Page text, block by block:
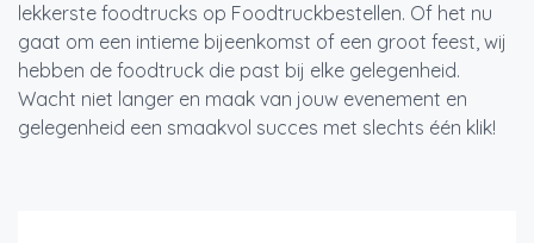
lekkerste foodtrucks op Foodtruckbestellen. Of het nu
gaat om een intieme bijeenkomst of een groot feest, wij
hebben de foodtruck die past bij elke gelegenheid.
Wacht niet langer en maak van jouw evenement en
gelegenheid een smaakvol succes met slechts één klik!